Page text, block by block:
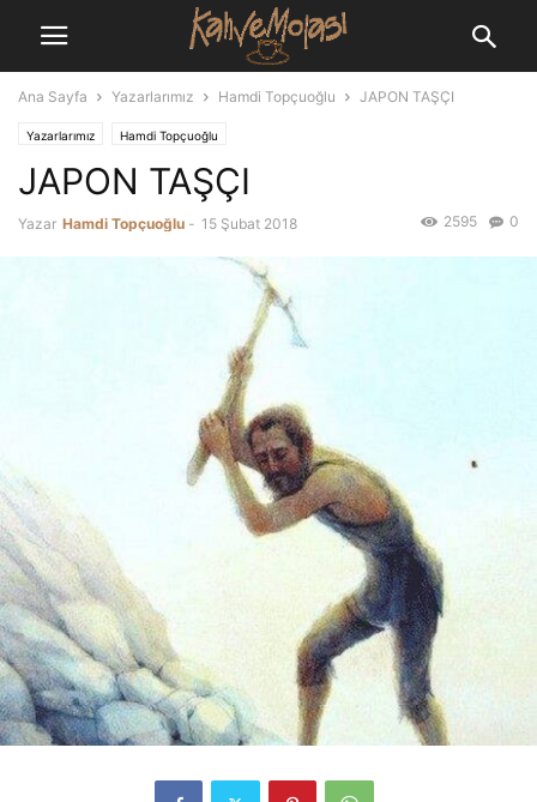
Ana Sayfa Yazarlarımız Hamdi Topçuoğlu JAPON TAŞÇI
Yazarlarımız Hamdi Topçuoğlu
JAPON TAŞÇI
Yazar Hamdi Topçuoğlu - 15 Şubat 2018 0
2595